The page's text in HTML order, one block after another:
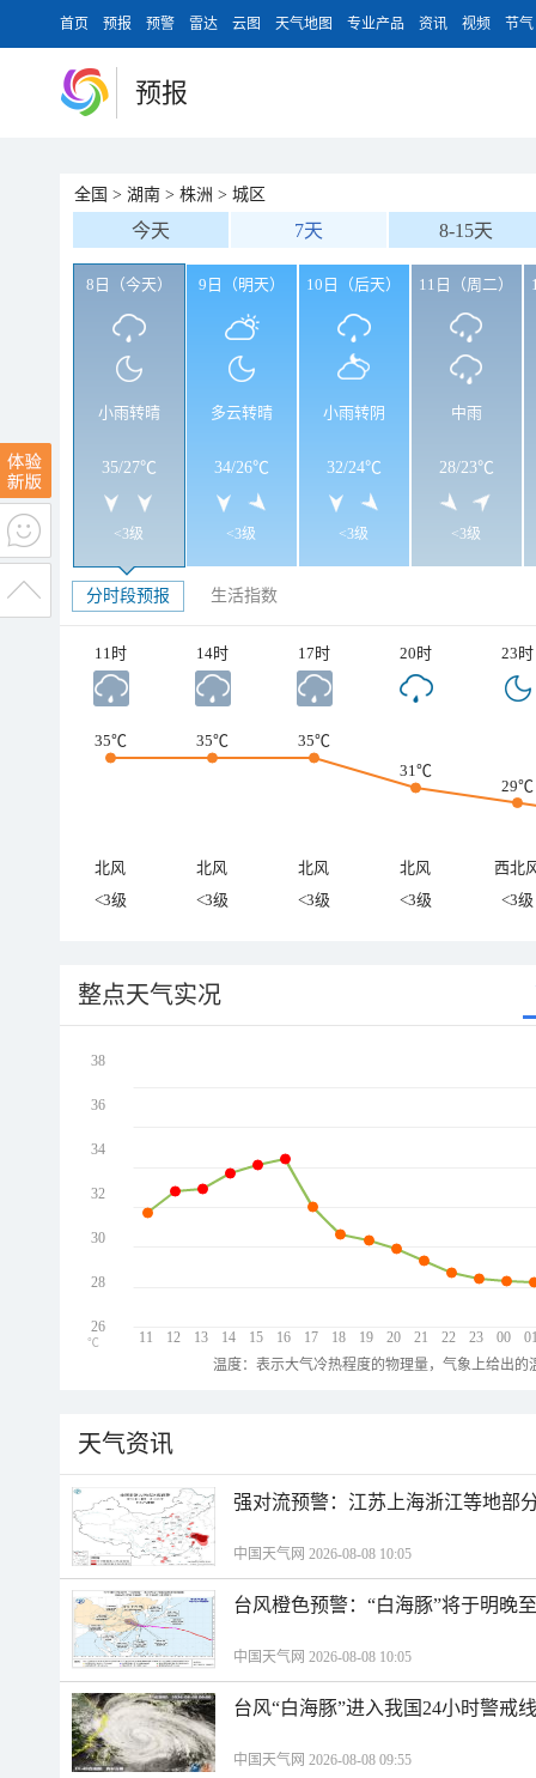
首页 预报 预警 雷达 云图 天气地图 专业产品 资讯 视频 节气
预报
全国 > 湖南 > 株洲 > 城区
今天 7天 8-15天
8日（今天）
小雨转晴
35/27℃
<3级
9日（明天）
多云转晴
34/26℃
<3级
10日（后天）
小雨转阴
32/24℃
<3级
11日（周二）
中雨
28/23℃
<3级
分时段预报 生活指数
11时 14时 17时 20时 23时
35℃ 35℃
35℃
31℃
29℃
北风 北风 北风 北风
西北
<3级
<3级 <3级 <3级 <3级
整点天气实况
11 12 13 14 15 16 17 18 19 20 21 22 23 00
38
36
34
32
30
28
26
℃
温度：表示大气冷热程度的物理量，气象上给出
天气资讯
强对流预警：江苏上海浙江等地部
中国天气网 2026-08-08 10:05
台风橙色预警：“白海豚”将于明晚
中国天气网 2026-08-08 10:05
台风“白海豚”进入我国24小时警戒
中国天气网 2026-08-08 09:55